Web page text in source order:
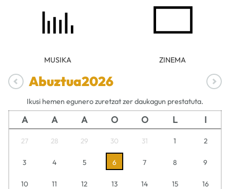
MUSIKA ZINEMA
Abuztua2026
Ikusi hemen egunero zuretzat zer daukagun prestatuta.
A A A O O L I
27 28 29 30 31 1 2
3 4 5 6 7 8 9
10 11 12 13 14 15 16